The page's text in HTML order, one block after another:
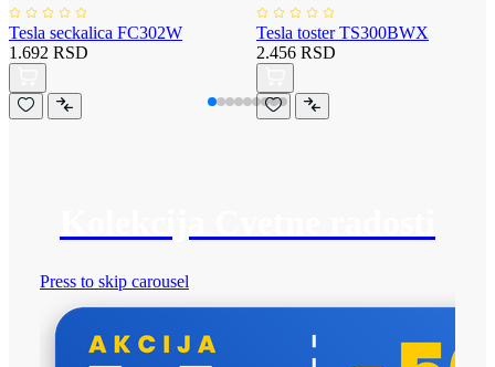
Tesla seckalica FC302W
1.692 RSD
Tesla toster TS300BWX
2.456 RSD
Press to skip carousel